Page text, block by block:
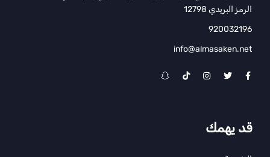
الرمز البريدي 12798
920032196
info@almasaken.net
قد يهمك